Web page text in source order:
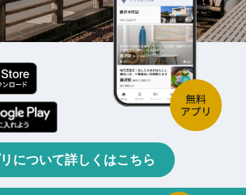
について詳しくはこちら